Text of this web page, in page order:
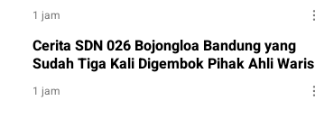
1 jam
Cerita SDN 026 Bojongloa Bandung yang
Sudah Tiga Kali Digembok Pihak Ahli Waris
1 jam